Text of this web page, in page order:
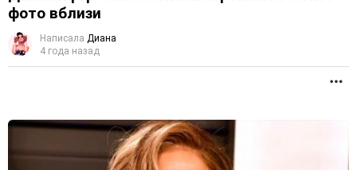
фото вблизи
Написала Диана
4 года назад